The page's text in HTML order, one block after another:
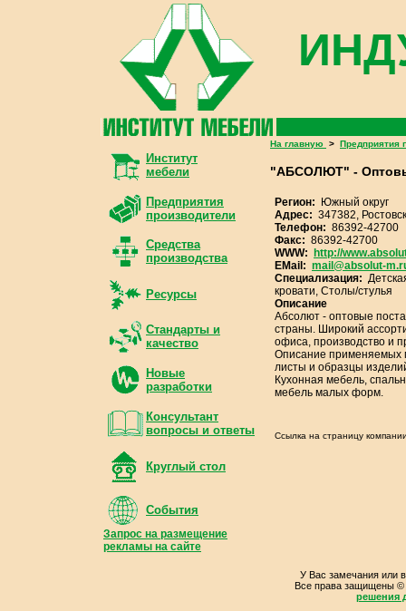
Институт
мебели
Предприятия
производители
Средства
производства
Ресурсы
Стандарты и
качество
Новые
разработки
Консультант
вопросы и ответы
Круглый стол
События
Запрос на размещение
рекламы на сайте
На главную > Предприятия
"АБСОЛЮТ" -
Регион: Южный округ
Адрес: 347382,
Телефон: 86392-42700
Факс: 86392-42700
WWW: http://
EMail: mail@absolut-
Специализация:
кровати, Столы/стулья
Описание
Абсолют - оптовые
страны. Широкий
офиса, производство и
Описание применяемых
листы и образцы
Кухонная мебель,
мебель малых форм.
Ссылка на страницу
У Вас замечания или
Все права защищены
решения